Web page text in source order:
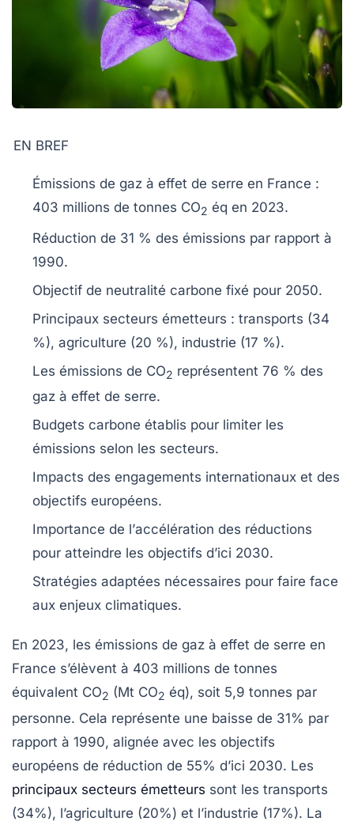
EN BREF
Émissions de gaz à effet de serre en France :
403 millions de tonnes CO2 éq en 2023.
Réduction de 31 % des émissions par rapport à
1990.
Objectif de neutralité carbone fixé pour 2050.
Principaux secteurs émetteurs : transports (34
%), agriculture (20 %), industrie (17 %).
Les émissions de CO2 représentent 76 % des
gaz à effet de serre.
Budgets carbone établis pour limiter les
émissions selon les secteurs.
Impacts des engagements internationaux et des
objectifs européens.
Importance de l’accélération des réductions
pour atteindre les objectifs d’ici 2030.
Stratégies adaptées nécessaires pour faire face
aux enjeux climatiques.
En 2023, les émissions de gaz à effet de serre en
France s’élèvent à 403 millions de tonnes
équivalent CO2 (Mt CO2 éq), soit 5,9 tonnes par
personne. Cela représente une baisse de 31% par
rapport à 1990, alignée avec les objectifs
européens de réduction de 55% d’ici 2030. Les
principaux secteurs émetteurs sont les transports
(34%), l’agriculture (20%) et l’industrie (17%). La